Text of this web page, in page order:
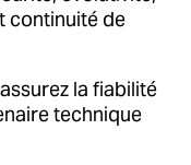
continuité de
la fiabilité
technique